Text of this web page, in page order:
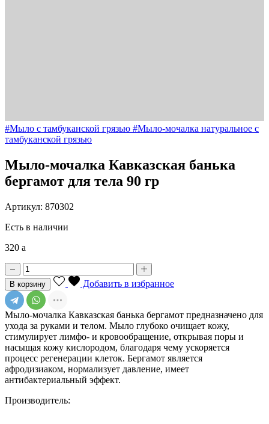
#Мыло с тамбуканской грязью #Мыло-мочалка натуральное с
тамбуканской грязью
Мыло-мочалка Кавказская банька
бергамот для тела 90 гр
Артикул: 870302
Есть в наличии
320 a
В корзину Добавить в избранное
Мыло-мочалка Кавказская банька бергамот предназначено для
ухода за руками и телом. Мыло глубоко очищает кожу,
стимулирует лимфо- и кровообращение, открывая поры и
насыщая кожу кислородом, благодаря чему ускоряется
процесс регенерации клеток. Бергамот является
афродизиаком, нормализует давление, имеет
антибактериальный эффект.
Производитель: